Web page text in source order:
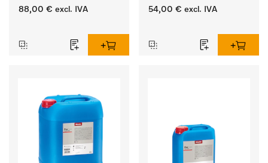
têxteis brancos e de
88,00 € excl. IVA
ácido, 10 l para a remoção
54,00 € excl. IVA